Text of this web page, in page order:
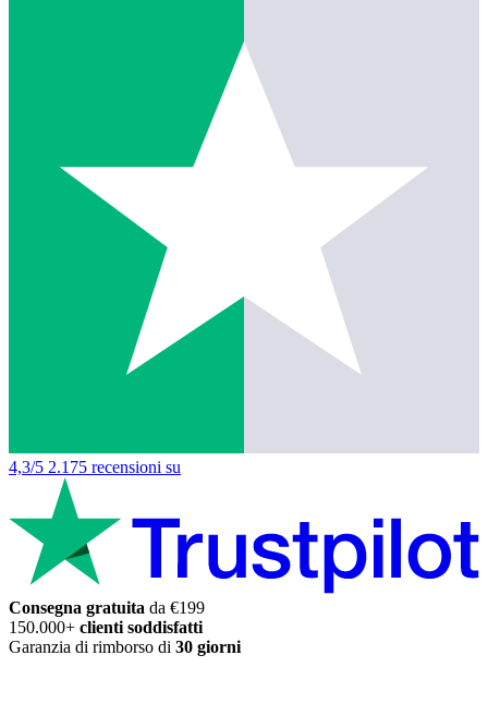
4,3/5 2.175 recensioni su
Consegna gratuita da €199
150.000+ clienti soddisfatti
Garanzia di rimborso di 30 giorni